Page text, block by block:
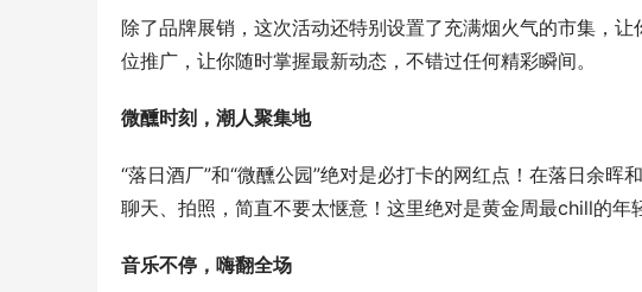
除了品牌展销，这次活动还特别设置了充满烟火气的市集，
位推广，让你随时掌握最新动态，不错过任何精彩瞬间。
微醺时刻，潮人聚集地
“落日酒厂”和“微醺公园”绝对是必打卡的网红点！在落日余
聊天、拍照，简直不要太惬意！这里绝对是黄金周最chill的年
音乐不停，嗨翻全场